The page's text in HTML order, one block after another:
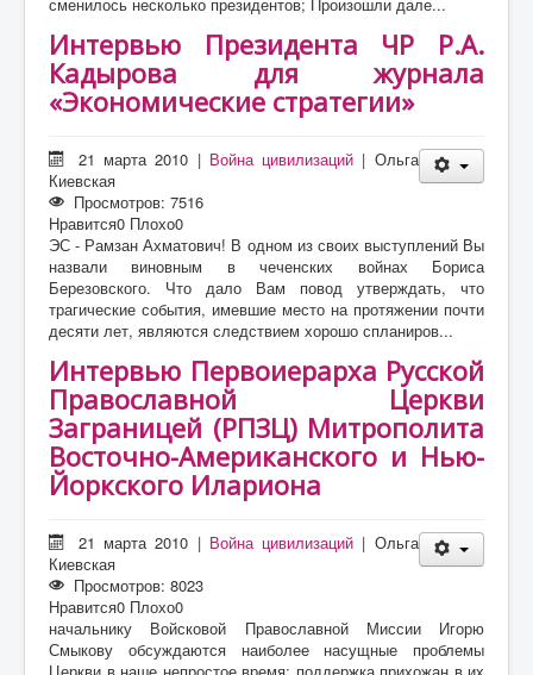
Интервью Президента ЧР Р.А.
Кадырова для журнала
«Экономические стратегии»
21 марта 2010 | Война цивилизаций | Ольга
Киевская
Просмотров: 7516
Нравится0 Плохо0
ЭС - Рамзан Ахматович! В одном из своих выступлений Вы
назвали виновным в чеченских войнах Бориса
Березовского. Что дало Вам повод утверждать, что
трагические события, имевшие место на протяжении почти
десяти лет, являются следствием хорошо спланиров...
Интервью Первоиерарха Русской
Православной Церкви
Заграницей (РПЗЦ) Митрополита
Восточно-Американского и Нью-
Йоркского Илариона
21 марта 2010 | Война цивилизаций | Ольга
Киевская
Просмотров: 8023
Нравится0 Плохо0
начальнику Войсковой Православной Миссии Игорю
Смыкову обсуждаются наиболее насущные проблемы
Церкви в наше непростое время: поддержка прихожан в их